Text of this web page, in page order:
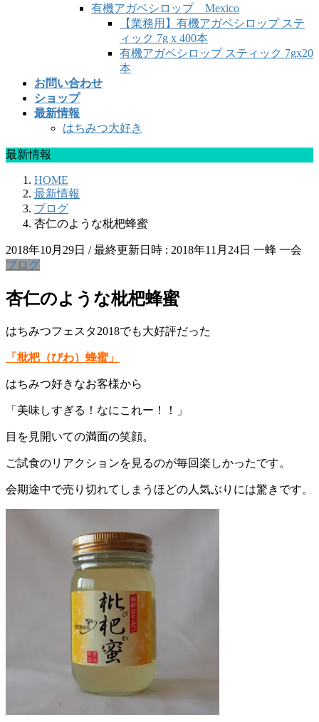
有機アガベシロップ Mexico
【業務用】有機アガベシロップ ステ
ィック 7g x 400本
有機アガベシロップ スティック 7gx20
本
お問い合わせ
ショップ
最新情報
はちみつ大好き
最新情報
HOME
最新情報
ブログ
杏仁のような枇杷蜂蜜
2018年10月29日 / 最終更新日時 : 2018年11月24日 一蜂 一会
ブログ
杏仁のような枇杷蜂蜜
はちみつフェスタ2018でも大好評だった
「枇杷（びわ）蜂蜜」
はちみつ好きなお客様から
「美味しすぎる！なにこれー！！」
目を見開いての満面の笑顔。
ご試食のリアクションを見るのが毎回楽しかったです。
会期途中で売り切れてしまうほどの人気ぶりには驚きです。